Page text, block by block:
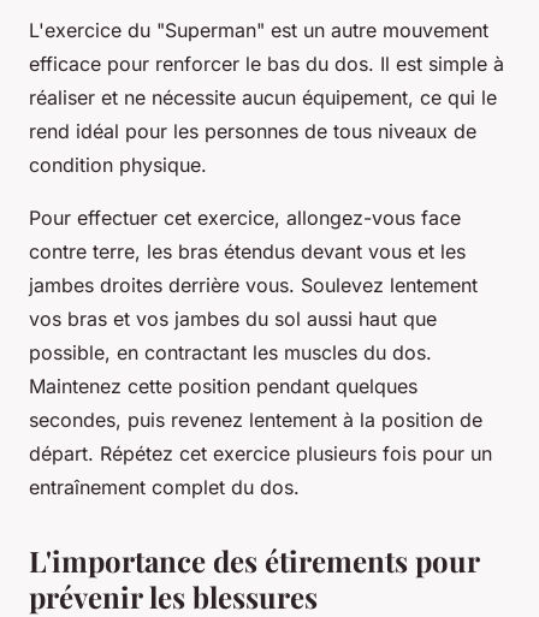
L'exercice du "Superman" est un autre mouvement
efficace pour renforcer le bas du dos. Il est simple à
réaliser et ne nécessite aucun équipement, ce qui le
rend idéal pour les personnes de tous niveaux de
condition physique.
Pour effectuer cet exercice, allongez-vous face
contre terre, les bras étendus devant vous et les
jambes droites derrière vous. Soulevez lentement
vos bras et vos jambes du sol aussi haut que
possible, en contractant les muscles du dos.
Maintenez cette position pendant quelques
secondes, puis revenez lentement à la position de
départ. Répétez cet exercice plusieurs fois pour un
entraînement complet du dos.
L'importance des étirements pour
prévenir les blessures